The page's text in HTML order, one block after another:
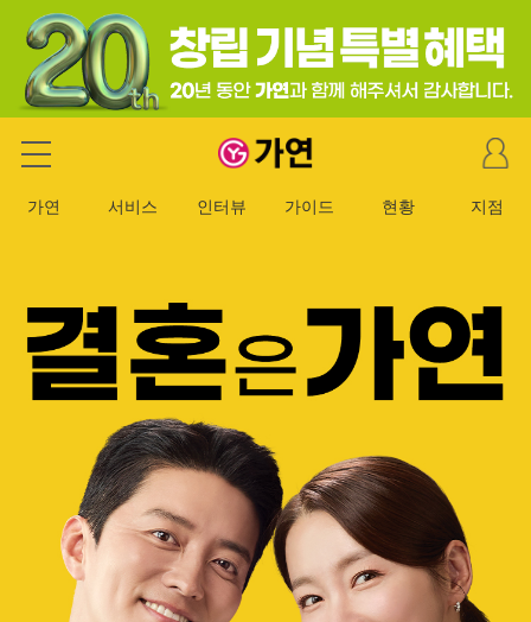
가연 결혼정보회사
마
이
이
가연 서비스 인터뷰 가이드 현황 지점